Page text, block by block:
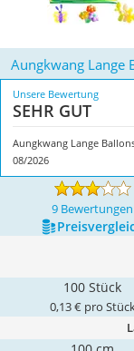
Aungkwang Lange
Unsere Bewertung
SEHR GUT
Aungkwang Lange
08/2026
9 Bewertungen
100 Stück
0,13 € pro